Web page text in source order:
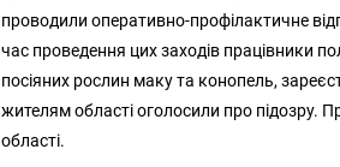
проводили оперативно-профілактичне
час проведення цих заходів працівники
посіяних рослин маку та конопель,
жителям області оголосили про підозру.
області.